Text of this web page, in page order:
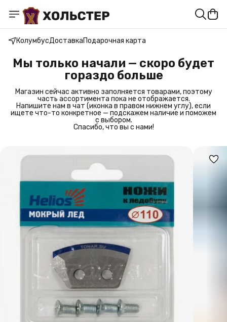
КолумбусДоставкаПодарочная карта
Мы только начали — скоро будет
гораздо больше
Магазин сейчас активно заполняется товарами, поэтому
часть ассортимента пока не отображается.
Напишите нам в чат (иконка в правом нижнем углу), если
ищете что-то конкретное — подскажем наличие и поможем
с выбором.
Спасибо, что вы с нами!